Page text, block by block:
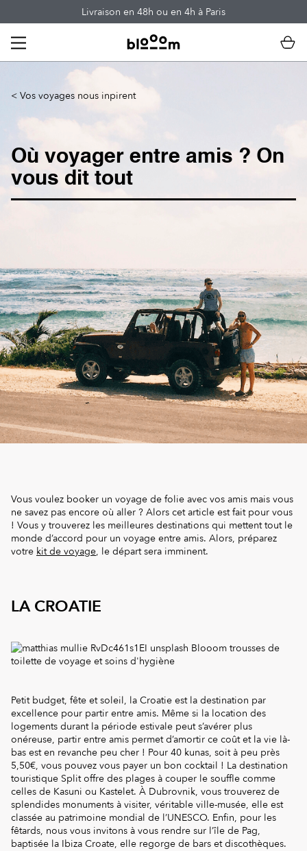
Livraison en 48h ou en 4h à Paris
< Vos voyages nous inpirent
Où voyager entre amis ? On
vous dit tout
Vous voulez booker un voyage de folie avec vos amis mais vous
ne savez pas encore où aller ? Alors cet article est fait pour vous
! Vous y trouverez les meilleures destinations qui mettent tout le
monde d’accord pour un voyage entre amis. Alors, préparez
votre kit de voyage, le départ sera imminent.
LA CROATIE
Petit budget, fête et soleil, la Croatie est la destination par
excellence pour partir entre amis. Même si la location des
logements durant la période estivale peut s’avérer plus
onéreuse, partir entre amis permet d’amortir ce coût et la vie là-
bas est en revanche peu cher ! Pour 40 kunas, soit à peu près
5,50€, vous pouvez vous payer un bon cocktail ! La destination
touristique Split offre des plages à couper le souffle comme
celles de Kasuni ou Kastelet. À Dubrovnik, vous trouverez de
splendides monuments à visiter, véritable ville-musée, elle est
classée au patrimoine mondial de l’UNESCO. Enfin, pour les
fêtards, nous vous invitons à vous rendre sur l’île de Pag,
baptisée la Ibiza Croate, elle regorge de bars et discothèques.